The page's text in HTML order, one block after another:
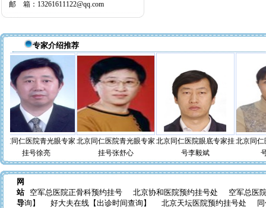
邮 箱：13261611122@qq.com
专家介绍推荐
同仁医院青光眼专家
挂号徐亮
北京同仁医院青光眼专家
挂号张舒心
北京同仁医院眼底专家挂
号李毅斌
北京同仁
号
网
站
导
空军总医院正骨科预约挂号 北京协和医院预约挂号处
空军总医
询】
好大夫在线【出诊时间查询】 北京天坛医院预约挂号处